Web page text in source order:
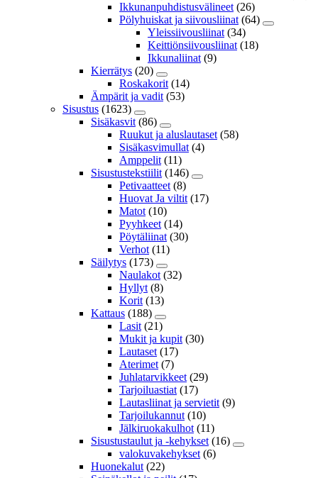
Ikkunanpuhdistusvälineet (26)
Pölyhuiskat ja siivousliinat (64)
Yleissiivousliinat (34)
Keittiönsiivousliinat (18)
Ikkunaliinat (9)
Kierrätys (20)
Roskakorit (14)
Ämpärit ja vadit (53)
Sisustus (1623)
Sisäkasvit (86)
Ruukut ja aluslautaset (58)
Sisäkasvimullat (4)
Amppelit (11)
Sisustustekstiilit (146)
Petivaatteet (8)
Huovat Ja viltit (17)
Matot (10)
Pyyhkeet (14)
Pöytäliinat (30)
Verhot (11)
Säilytys (173)
Naulakot (32)
Hyllyt (8)
Korit (13)
Kattaus (188)
Lasit (21)
Mukit ja kupit (30)
Lautaset (17)
Aterimet (7)
Juhlatarvikkeet (29)
Tarjoiluastiat (17)
Lautasliinat ja servietit (9)
Tarjoilukannut (10)
Jälkiruokakulhot (11)
Sisustustaulut ja -kehykset (16)
valokuvakehykset (6)
Huonekalut (22)